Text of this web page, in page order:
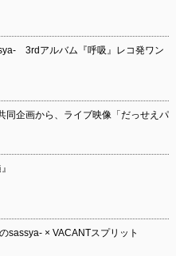
3rdアルバム『呼吸』レコ発ワン
企画から、ライブ映像「だっせえパ
sassya- × VACANTスプリット